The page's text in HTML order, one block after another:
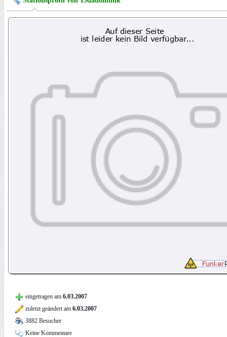
eingetragen am 6.03.2007
zuletzt geändert am 6.03.2007
3882 Besucher
Keine Kommentare